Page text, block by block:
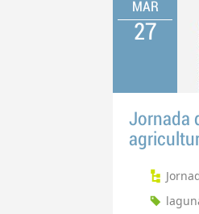
MAR
27
Jornada